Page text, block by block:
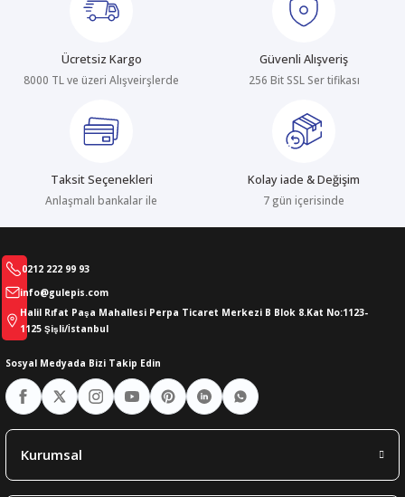
Ücretsiz Kargo
8000 TL ve üzeri Alışveirşlerde
Güvenli Alışveriş
256 Bit SSL Ser tifikası
Taksit Seçenekleri
Anlaşmalı bankalar ile
Kolay iade & Değişim
7 gün içerisinde
0212 222 99 93
info@gulepis.com
Halil Rıfat Paşa Mahallesi Perpa Ticaret Merkezi B Blok 8.Kat No:1123-
1125 Şişli/İstanbul
Sosyal Medyada Bizi Takip Edin
Kurumsal